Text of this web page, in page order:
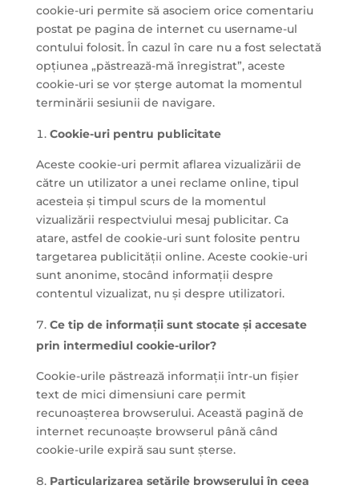
cookie-uri permite să asociem orice comentariu
postat pe pagina de internet cu username-ul
contului folosit. În cazul în care nu a fost selectată
opțiunea „păstrează-mă înregistrat”, aceste
cookie-uri se vor șterge automat la momentul
terminării sesiunii de navigare.
Cookie-uri pentru publicitate
Aceste cookie-uri permit aflarea vizualizării de
către un utilizator a unei reclame online, tipul
acesteia și timpul scurs de la momentul
vizualizării respectviului mesaj publicitar. Ca
atare, astfel de cookie-uri sunt folosite pentru
targetarea publicității online. Aceste cookie-uri
sunt anonime, stocând informații despre
contentul vizualizat, nu și despre utilizatori.
Ce tip de informații sunt stocate și accesate
prin intermediul cookie-urilor?
Cookie-urile păstrează informații într-un fișier
text de mici dimensiuni care permit
recunoașterea browserului. Această pagină de
internet recunoaște browserul până când
cookie-urile expiră sau sunt șterse.
Particularizarea setările browserului în ceea